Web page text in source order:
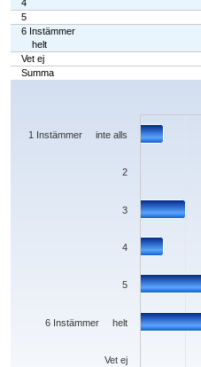
4
5
6 Instämmer
helt
Vet ej
Summa
Chart
The chart has 1 X axis displaying
The chart has 1 Y axis displaying values.
Vet ej
6 Instämmer helt
5
4
3
2
1 Instämmer inte alls